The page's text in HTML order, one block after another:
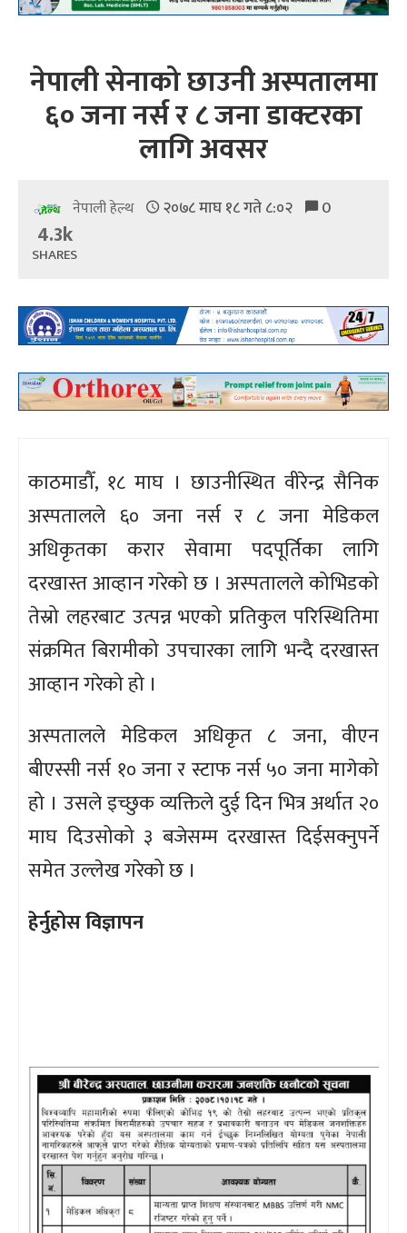
नेपाली सेनाको छाउनी अस्पतालमा
६० जना नर्स र ८ जना डाक्टरका
लागि अवसर
नेपाली हेल्थ २०७८ माघ १८ गते ८:०२ 0
4.3k
SHARES
काठमाडौँ, १८ माघ । छाउनीस्थित वीरेन्द्र सैनिक
अस्पतालले ६० जना नर्स र ८ जना मेडिकल
अधिकृतका करार सेवामा पदपूर्तिका लागि
दरखास्त आव्हान गरेको छ । अस्पतालले कोभिडको
तेस्रो लहरबाट उत्पन्न भएको प्रतिकुल परिस्थितिमा
संक्रमित बिरामीको उपचारका लागि भन्दै दरखास्त
आव्हान गरेको हो ।
अस्पतालले मेडिकल अधिकृत ८ जना, वीएन
बीएस्सी नर्स १० जना र स्टाफ नर्स ५० जना मागेको
हो । उसले इच्छुक व्यक्तिले दुई दिन भित्र अर्थात २०
माघ दिउसोको ३ बजेसम्म दरखास्त दिईसक्नुपर्ने
समेत उल्लेख गरेको छ ।
हेर्नुहोस विज्ञापन